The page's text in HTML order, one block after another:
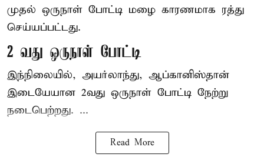
முதல் ஒருநாள் போட்டி மழை காரணமாக ரத்து
செய்யப்பட்டது.
2 வது ஒருநாள் போட்டி
இந்நிலையில், அயர்லாந்து, ஆப்கானிஸ்தான்
இடையேயான 2வது ஒருநாள் போட்டி நேற்று
நடைபெற்றது. ...
Read More